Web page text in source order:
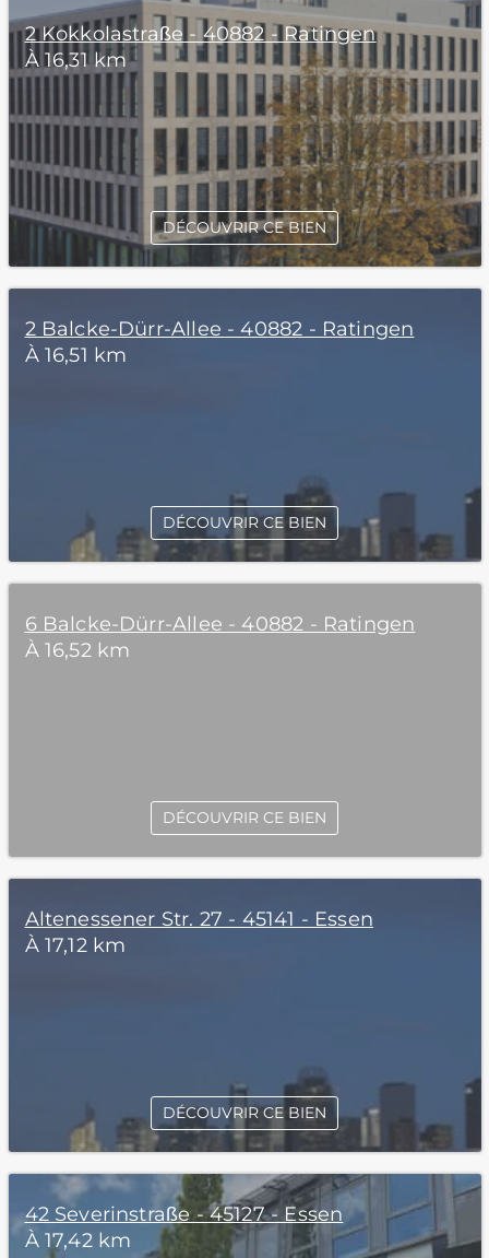
2 Kokkolastraße - 40882 - Ratingen
À 16,31 km
DÉCOUVRIR CE BIEN
2 Balcke-Dürr-Allee - 40882 - Ratingen
À 16,51 km
DÉCOUVRIR CE BIEN
6 Balcke-Dürr-Allee - 40882 - Ratingen
À 16,52 km
DÉCOUVRIR CE BIEN
Altenessener Str. 27 - 45141 - Essen
À 17,12 km
DÉCOUVRIR CE BIEN
42 Severinstraße - 45127 - Essen
À 17,42 km